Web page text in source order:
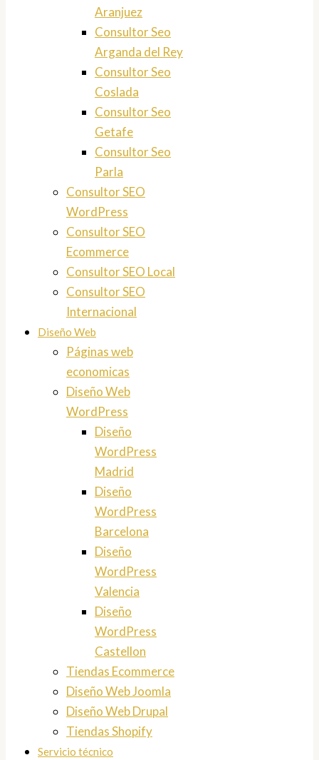
Aranjuez
Consultor Seo
Arganda del Rey
Consultor Seo
Coslada
Consultor Seo
Getafe
Consultor Seo
Parla
Consultor SEO
WordPress
Consultor SEO
Ecommerce
Consultor SEO Local
Consultor SEO
Internacional
Diseño Web
Páginas web
economicas
Diseño Web
WordPress
Diseño
WordPress
Madrid
Diseño
WordPress
Barcelona
Diseño
WordPress
Valencia
Diseño
WordPress
Castellon
Tiendas Ecommerce
Diseño Web Joomla
Diseño Web Drupal
Tiendas Shopify
Servicio técnico